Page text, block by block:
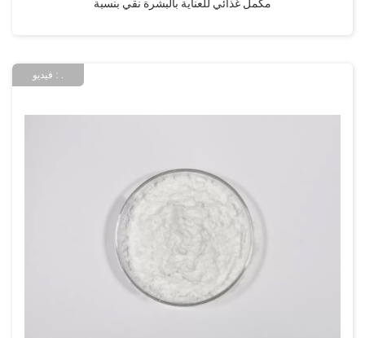
مكمل غذائي للعناية بالبشرة نقي بنسبة
فيديو : .